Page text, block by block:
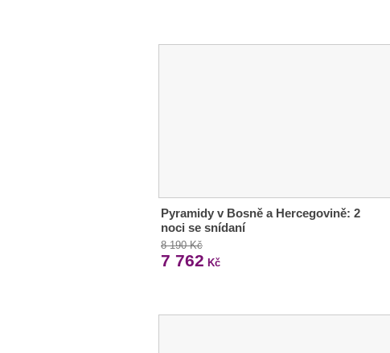
Pyramidy v Bosně a Hercegovině: 2
noci se snídaní
8 190 Kč
7 762 Kč